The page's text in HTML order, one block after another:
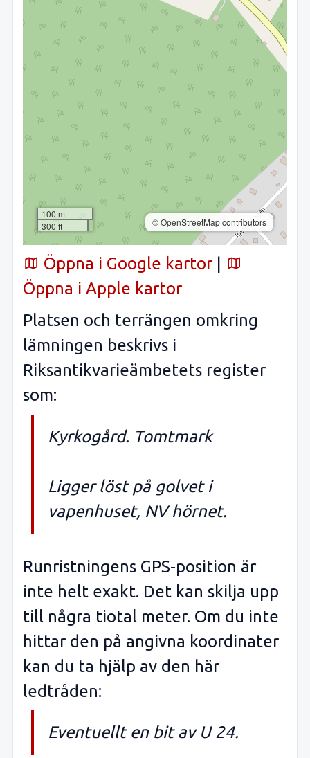
100 m
300 ft
© OpenStreetMap contributors
Öppna i Google kartor
Öppna i Apple kartor
Platsen och terrängen omkring
lämningen beskrivs i
Riksantikvarieämbetets register
som:
Kyrkogård. Tomtmark
Ligger löst på golvet i
vapenhuset, NV hörnet.
Runristningens GPS-position är
inte helt exakt. Det kan skilja upp
till några tiotal meter. Om du inte
hittar den på angivna koordinater
kan du ta hjälp av den här
ledtråden:
Eventuellt en bit av U 24.